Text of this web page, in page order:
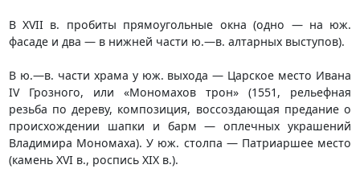
В XVII в. пробиты прямоугольные окна (одно — на юж.
фасаде и два — в нижней части ю.—в. алтарных выступов).
В ю.—в. части храма у юж. выхода — Царское место Ивана
IV Грозного, или «Мономахов трон» (1551, рельефная
резьба по дереву, композиция, воссоздающая предание о
происхождении шапки и барм — оплечных украшений
Владимира Мономаха). У юж. столпа — Патриаршее место
(камень XVI в., роспись XIX в.).